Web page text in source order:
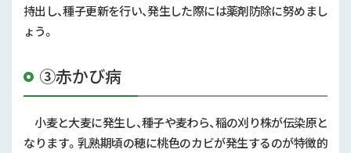
持出し、種子更新を行い、発生した際には薬剤防除に努めまし
ょう。
③赤かび病
小麦と大麦に発生し、種子や麦わら、稲の刈り株が伝染原と
なります。乳熟期頃の穂に桃色のカビが発生するのが特徴的